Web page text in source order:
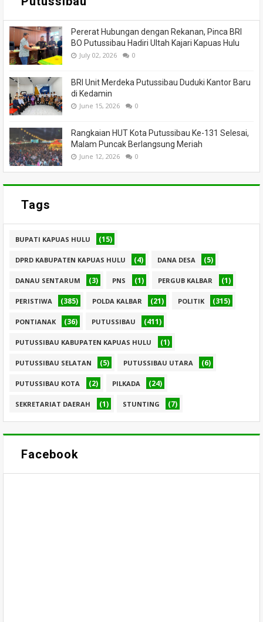
Pererat Hubungan dengan Rekanan, Pinca BRI
BO Putussibau Hadiri Ultah Kajari Kapuas Hulu
July 02, 2026 0
BRI Unit Merdeka Putussibau Duduki Kantor Baru
di Kedamin
June 15, 2026 0
Rangkaian HUT Kota Putussibau Ke-131 Selesai,
Malam Puncak Berlangsung Meriah
June 12, 2026 0
Tags
BUPATI KAPUAS HULU (15)
DPRD KABUPATEN KAPUAS HULU (4) DANA DESA (5)
DANAU SENTARUM (3) PNS (1) PERGUB KALBAR (1)
PERISTIWA (385) POLDA KALBAR (21) POLITIK (315)
PONTIANAK (36) PUTUSSIBAU (411)
PUTUSSIBAU KABUPATEN KAPUAS HULU (1)
PUTUSSIBAU SELATAN (5) PUTUSSIBAU UTARA (6)
PUTUSSIBAU KOTA (2) PILKADA (24)
SEKRETARIAT DAERAH (1) STUNTING (7)
Facebook